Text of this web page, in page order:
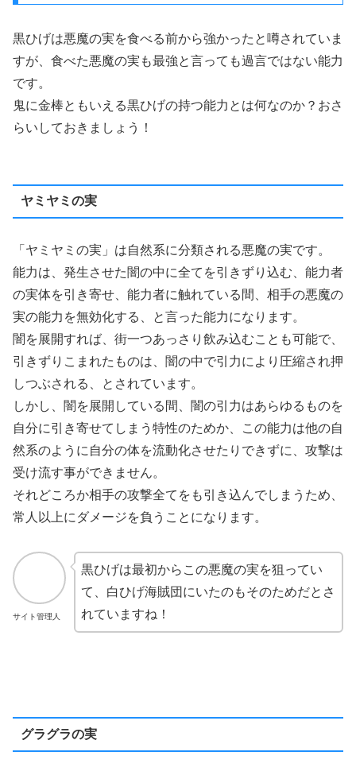
黒ひげは悪魔の実を食べる前から強かったと噂されていま
すが、食べた悪魔の実も最強と言っても過言ではない能力
です。
鬼に金棒ともいえる黒ひげの持つ能力とは何なのか？おさ
らいしておきましょう！
ヤミヤミの実
「ヤミヤミの実」は自然系に分類される悪魔の実です。
能力は、発生させた闇の中に全てを引きずり込む、能力者
の実体を引き寄せ、能力者に触れている間、相手の悪魔の
実の能力を無効化する、と言った能力になります。
闇を展開すれば、街一つあっさり飲み込むことも可能で、
引きずりこまれたものは、闇の中で引力により圧縮され押
しつぶされる、とされています。
しかし、闇を展開している間、闇の引力はあらゆるものを
自分に引き寄せてしまう特性のためか、この能力は他の自
然系のように自分の体を流動化させたりできずに、攻撃は
受け流す事ができません。
それどころか相手の攻撃全てをも引き込んでしまうため、
常人以上にダメージを負うことになります。
サイト管理人
黒ひげは最初からこの悪魔の実を狙ってい
て、白ひげ海賊団にいたのもそのためだとさ
れていますね！
グラグラの実